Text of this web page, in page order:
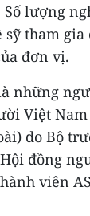
lượng
sỹ tham
đơn vị.
những
Việt
do Bộ
đồng
viên